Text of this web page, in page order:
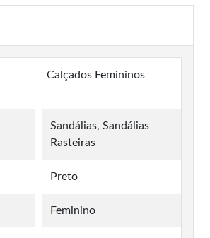
Calçados Femininos
Sandálias, Sandálias
Rasteiras
Preto
Feminino